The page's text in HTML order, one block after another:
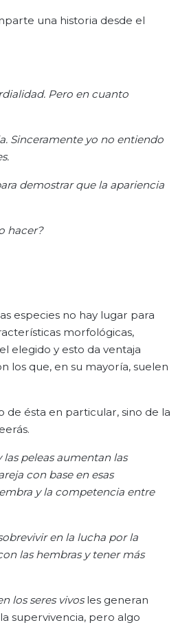
una historia desde el
Pero en cuanto
Sinceramente yo no entiendo
demostrar que la apariencia
hacer?
especies no hay lugar para
morfológicas,
elegido y esto da ventaja
los que, en su mayoría, suelen
de ésta en particular, sino de la
peleas aumentan las
con base en esas
y la competencia entre
en la lucha por la
las hembras y tener más
los seres vivosles generan
supervivencia, pero algo